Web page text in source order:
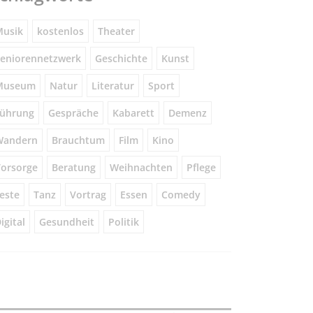
kostenlos Theater
Geschichte Kunst
Natur Literatur Sport
Gespräche Kabarett Demenz
Brauchtum Film Kino
Beratung Weihnachten Pflege
Tanz Vortrag Essen Comedy
Gesundheit Politik